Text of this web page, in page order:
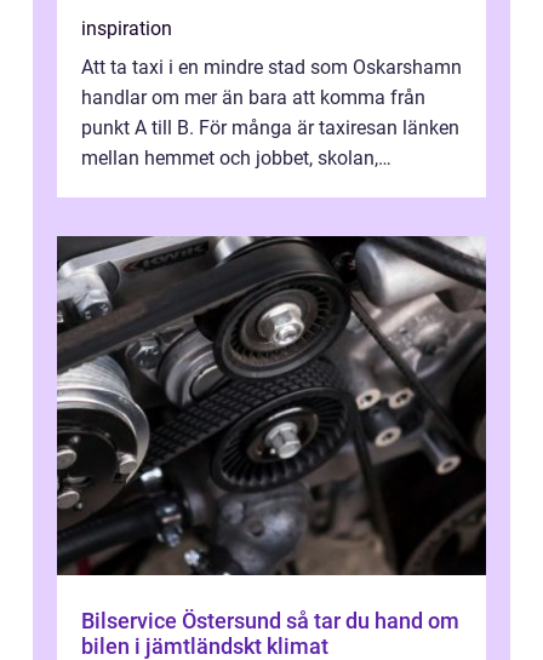
inspiration
Att ta taxi i en mindre stad som Oskarshamn
handlar om mer än bara att komma från
punkt A till B. För många är taxiresan länken
mellan hemmet och jobbet, skolan,
Bilservice Östersund så tar du hand om
bilen i jämtländskt klimat